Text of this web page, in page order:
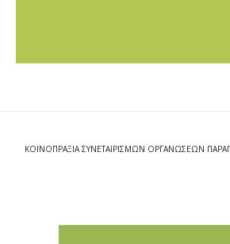
ΚΟΙΝΟΠΡΑΞΙΑ ΣΥΝΕΤΑΙΡΙΣΜΩΝ ΟΡΓΑΝΩΣΕΩΝ